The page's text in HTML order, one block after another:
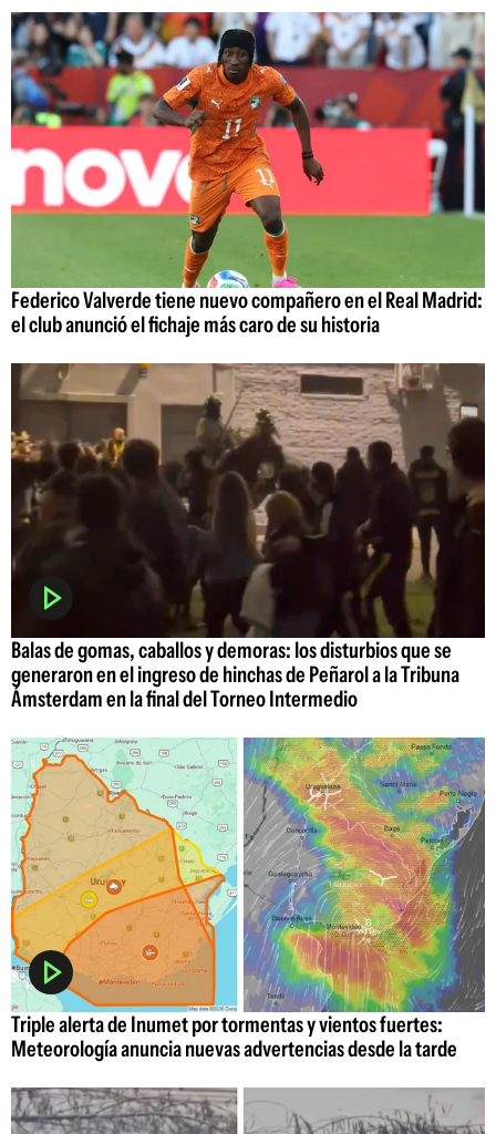
Federico Valverde tiene nuevo compañero en el Real Madrid:
el club anunció el fichaje más caro de su historia
Balas de gomas, caballos y demoras: los disturbios que se
generaron en el ingreso de hinchas de Peñarol a la Tribuna
Ámsterdam en la final del Torneo Intermedio
Triple alerta de Inumet por tormentas y vientos fuertes:
Meteorología anuncia nuevas advertencias desde la tarde